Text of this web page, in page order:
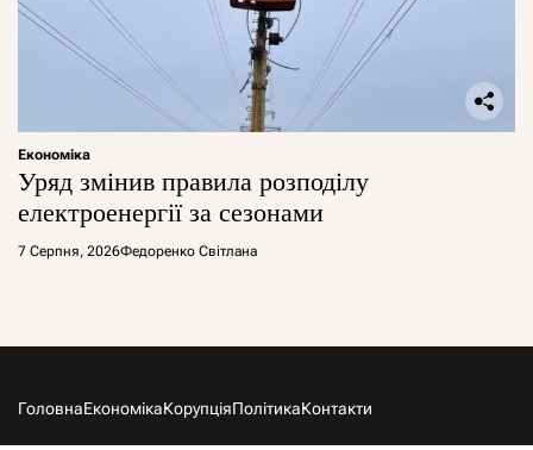
Економіка
Уряд змінив правила розподілу
електроенергії за сезонами
7 Серпня, 2026Федоренко Світлана
ГоловнаЕкономікаКорупціяПолітикаКонтакти